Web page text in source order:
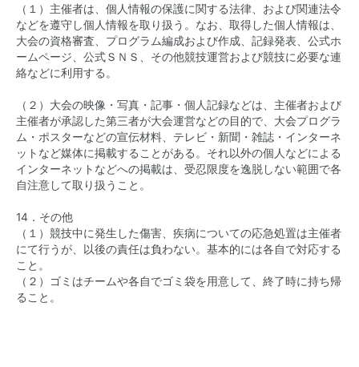
（１）主催者は、個人情報の保護に関する法律、および関連法令
などを遵守し個人情報を取り扱う。なお、取得した個人情報は、
大会の資格審査、プログラム編成および作成、記録発表、公式ホ
ームページ、公式ＳＮＳ、その他競技運営および競技に必要な連
絡などに利用する。
（２）大会の映像・写真・記事・個人記録などは、主催者および
主催者が承認した第三者が大会運営などの目的で、大会プログラ
ム・ポスターなどの宣伝材料、テレビ・新聞・雑誌・インターネ
ットなど媒体に掲載することがある。それ以外の個人などによる
インターネットなどへの掲載は、受忍限度を逸脱しない範囲で各
自注意して取り扱うこと。
14．その他
（１）競技中に発生した傷害、疾病についての応急処置は主催者
にて行うが、以後の責任は負わない。基本的には各自で対応する
こと。
（２）ゴミはチームや各自でゴミ袋を用意して、終了時に持ち帰
ること。